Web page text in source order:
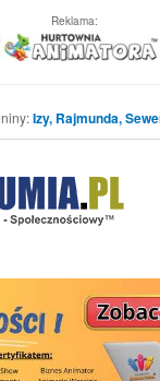
Reklama:
Izy, Rajmunda,